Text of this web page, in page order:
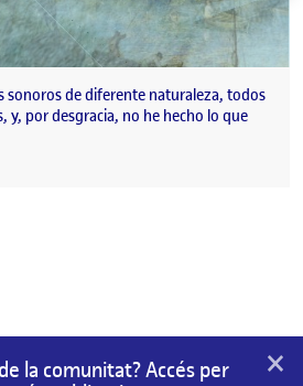
sonoros de diferente naturaleza, todos
y, por desgracia, no he hecho lo que
la comunitat? Accés per
×